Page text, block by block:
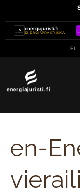
energiajuristi.fi
ENERGIAPRAKTIIKKA
FI
en-